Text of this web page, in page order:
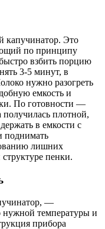
капучинатор. Это
по принципу
взбить порцию
3-5 минут, в
нужно разогреть
емкость и
По готовности —
плотной,
в емкости с
поднимать
лишних
пенки.
—
нужной температуры и
прибора